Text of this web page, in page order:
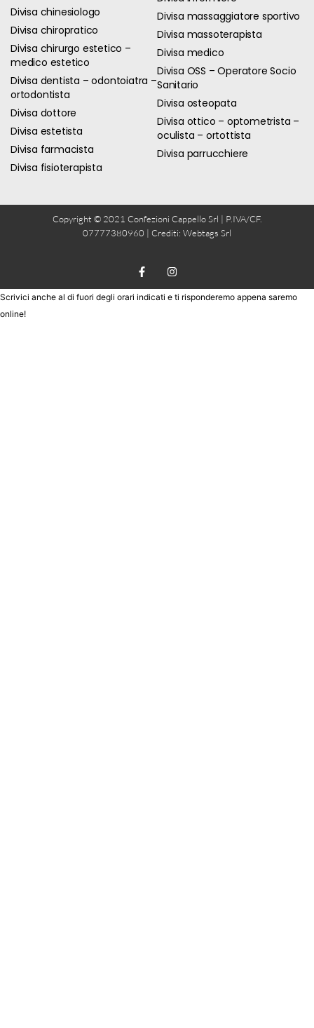
Divisa chinesiologo
Divisa chiropratico
Divisa chirurgo estetico –
medico estetico
Divisa dentista – odontoiatra –
ortodontista
Divisa dottore
Divisa estetista
Divisa farmacista
Divisa fisioterapista
Divisa massaggiatore sportivo
Divisa massoterapista
Divisa medico
Divisa OSS – Operatore Socio
Sanitario
Divisa osteopata
Divisa ottico – optometrista –
oculista – ortottista
Divisa parrucchiere
Copyright © 2021 Confezioni Cappello Srl | P.IVA/CF.
07777380960 | Crediti: Webtags Srl
Scrivici anche al di fuori degli orari indicati e ti risponderemo appena saremo
online!